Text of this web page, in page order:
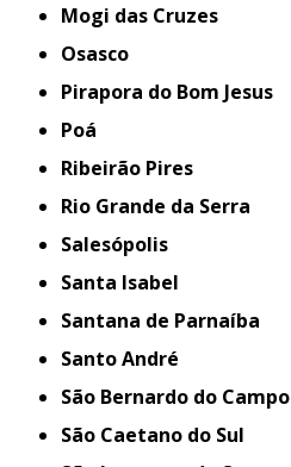
Mogi das Cruzes
Osasco
Pirapora do Bom Jesus
Poá
Ribeirão Pires
Rio Grande da Serra
Salesópolis
Santa Isabel
Santana de Parnaíba
Santo André
São Bernardo do Campo
São Caetano do Sul